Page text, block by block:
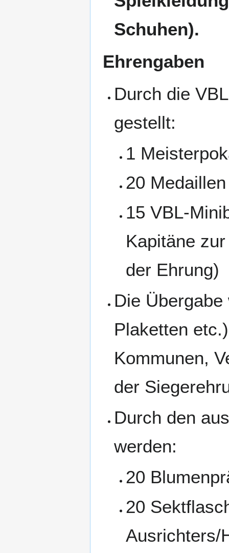
Schuhen).
Ehrengaben
Durch die
gestellt:
1
20 Medaillen
15 VBL-
Kapitäne
der Ehrung)
Die
Plaketten
Kommunen,
der
Durch den
werden:
20
20
Ausrichters/